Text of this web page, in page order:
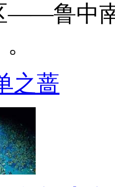
——鲁中
之蔷